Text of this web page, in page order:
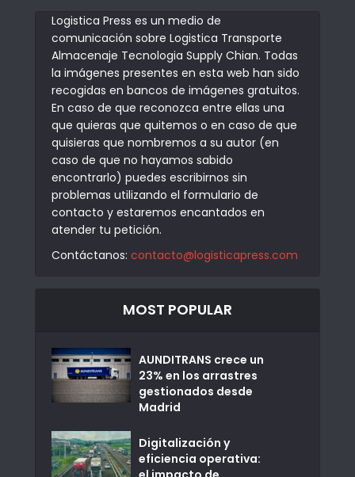
Logistica Press es un medio de
comunicación sobre Logistica Transporte
Almacenaje Tecnologia Supply Chian. Todas
la imágenes presentes en esta web han sido
recogidas en bancos de imágenes gratuitos.
En caso de que reconozca entre ellas una
que quieras que quitemos o en caso de que
quisieras que nombremos a su autor (en
caso de que no hayamos sabido
encontrarlo) puedes escribirnos sin
problemas utilizando el formulario de
contacto y estaremos encantados en
atender tu petición.
Contáctanos: contacto@logisticapress.com
MOST POPULAR
AUNDITRANS crece un
23% en los arrastres
gestionados desde
Madrid
Digitalización y
eficiencia operativa: